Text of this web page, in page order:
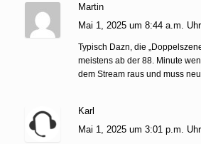
Martin
Mai 1, 2025 um 8:44 a.m. Uhr
Typisch Dazn, die
meistens ab der 88. Minute
dem Stream raus und muss
Karl
Mai 1, 2025 um 3:01 p.m. Uhr